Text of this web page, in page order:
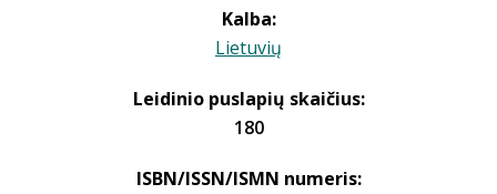
Kalba:
Lietuvių
Leidinio puslapių skaičius:
180
ISBN/ISSN/ISMN numeris: